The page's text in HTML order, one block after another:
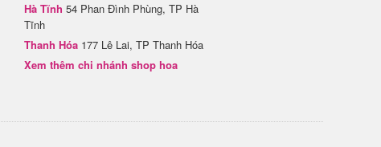
Hà Tĩnh 54 Phan Đình Phùng, TP Hà
Tĩnh
Thanh Hóa 177 Lê Lai, TP Thanh Hóa
Xem thêm chi nhánh shop hoa